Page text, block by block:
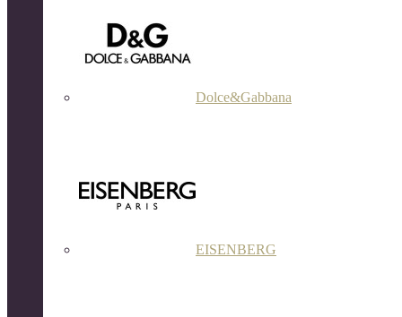
Dolce&Gabbana
EISENBERG